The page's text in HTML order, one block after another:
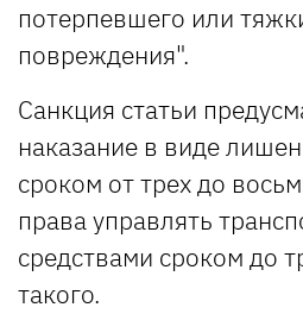
потерпевшего или
повреждения".
Санкция статьи
наказание в виде
сроком от трех до
права управлять
средствами сроком до
такого.